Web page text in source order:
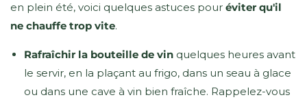
en plein été, voici quelques astuces pour éviter qu'il
ne chauffe trop vite.
Rafraîchir la bouteille de vin quelques heures avant
le servir, en la plaçant au frigo, dans un seau à glace
ou dans une cave à vin bien fraîche. Rappelez-vous